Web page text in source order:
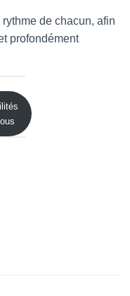
de chacun, afin
profondément